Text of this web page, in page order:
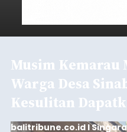
Musim Kemarau
Warga Desa
Kesulitan
balitribune.co.id I